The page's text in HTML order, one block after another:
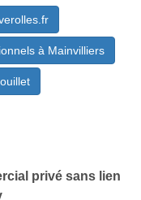
à Mainvilliers
privé sans lien